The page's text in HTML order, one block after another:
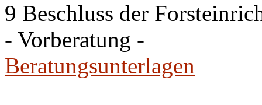
9 Beschluss der
- Vorberatung -
Beratungsunterlagen